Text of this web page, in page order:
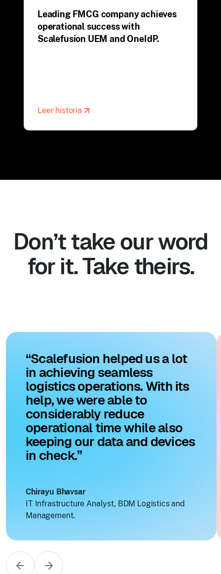
Leading FMCG company achieves
operational success with
Scalefusion UEM and OneIdP.
Leer historia
Don’t take our word
for it. Take theirs.
“Scalefusion helped us a lot
in achieving seamless
logistics operations. With its
help, we were able to
considerably reduce
operational time while also
keeping our data and devices
in check.”
Chirayu Bhavsar
IT Infrastructure Analyst, BDM Logistics and
Management.